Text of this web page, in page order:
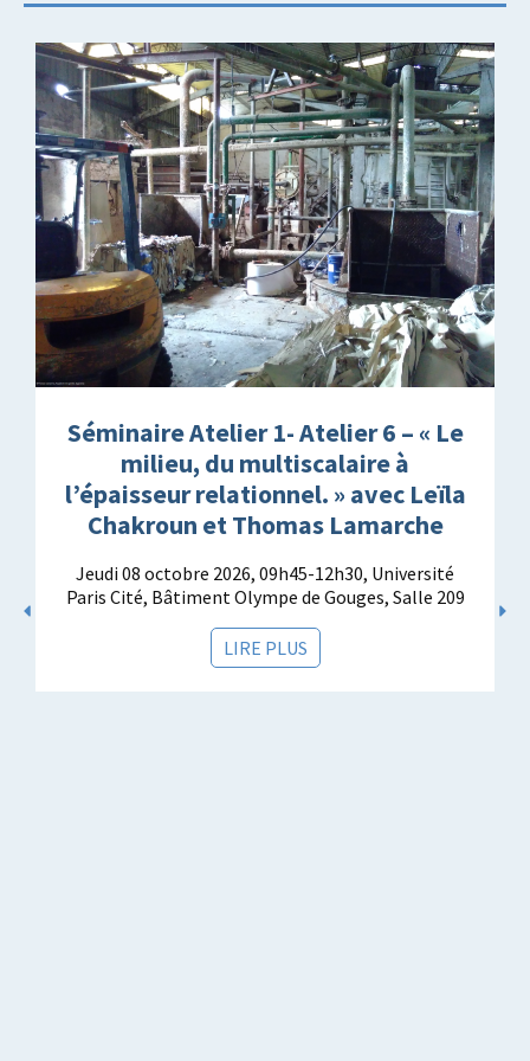
Séminaire Atelier 1- Atelier 6 – « Le
milieu, du multiscalaire à
l’épaisseur relationnel. » avec Leïla
Chakroun et Thomas Lamarche
Jeudi 08 octobre 2026, 09h45-12h30, Université
Paris Cité, Bâtiment Olympe de Gouges, Salle 209
LIRE PLUS